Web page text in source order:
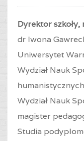
Dyrektor
dr Iwona
Uniwersytet
Wydział Nauk
Wydział Nauk
magister
Studia